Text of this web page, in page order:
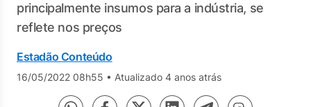
principalmente insumos para a indústria, se
reflete nos preços
Estadão Conteúdo
16/05/2022 08h55 • Atualizado 4 anos atrás